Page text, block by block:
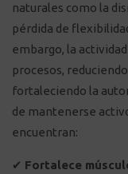
naturales como la
pérdida de
embargo, la
procesos,
fortaleciendo la
de mantenerse
encuentran:
✔ Fortalece